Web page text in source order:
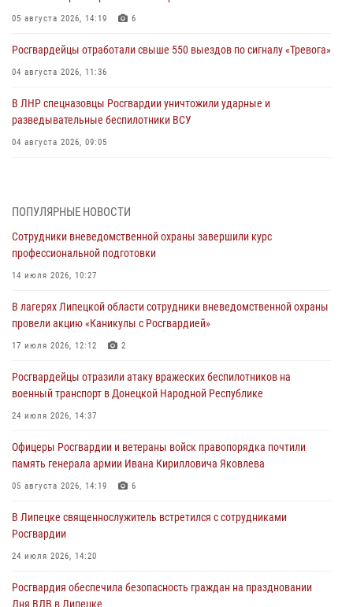
05 августа 2026, 14:19 6
Росгвардейцы отработали свыше 550 выездов по сигналу «Тревога»
04 августа 2026, 11:36
В ЛНР спецназовцы Росгвардии уничтожили ударные и
разведывательные беспилотники ВСУ
04 августа 2026, 09:05
03 августа 2026, 13:43 1
Росгвардейцы обеспечили безопасность граждан в День Лев-
Толстовского района
03 августа 2026, 13:41
Росгвардия противодействует БПЛА ВСУ на южном направлении
(видео)
03 августа 2026, 13:39
Росгвардия обеспечила охрану порядка во время проведения
фестивалей в Липецке
03 августа 2026, 13:17
ПОПУЛЯРНЫЕ НОВОСТИ
Сотрудники вневедомственной охраны завершили курс
профессиональной подготовки
14 июля 2026, 10:27
В лагерях Липецкой области сотрудники вневедомственной охраны
провели акцию «Каникулы с Росгвардией»
17 июля 2026, 12:12 2
Росгвардейцы отразили атаку вражеских беспилотников на
военный транспорт в Донецкой Народной Республике
24 июля 2026, 14:37
Офицеры Росгвардии и ветераны войск правопорядка почтили
память генерала армии Ивана Кирилловича Яковлева
05 августа 2026, 14:19 6
В Липецке священнослужитель встретился с сотрудниками
Росгвардии
24 июля 2026, 14:20
Росгвардия обеспечила безопасность граждан на праздновании
Дня ВДВ в Липецке